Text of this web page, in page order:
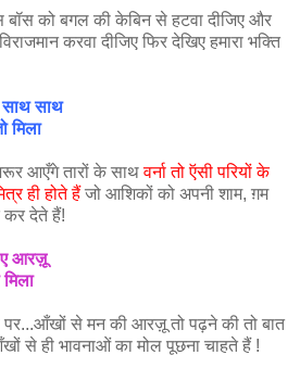
बॉस को बगल की केबिन से हटवा दीजिए और
करवा दीजिए फिर देखिए हमारा भक्ति
साथ साथ
मिला
आएँगे तारों के साथवर्ना तो ऍसी परियों के
ही होते हैं जो आशिकों को अपनी शाम, ग़म
कर देते हैं!
ए आरज़ू
से मन की आरज़ू तो पढ़ने की तो बात
से ही भावनाओं का मोल पूछना चाहते हैं !